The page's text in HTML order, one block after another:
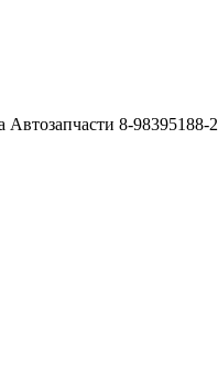
8-98395188-2